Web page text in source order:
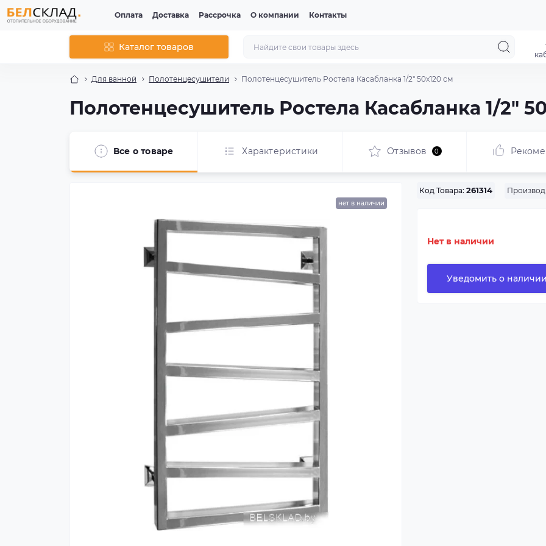
Оплата Доставка Рассрочка О компании Контакты
Каталог товаров
Для ванной Полотенцесушители Полотенцесушитель Ростела Касабланка 1/2" 50x120 см
Полотенцесушитель Ростела Касабланка 1/2"
Все о товаре Характеристики Отзывов 0
нет в наличии
Код Товара: 261314
Нет в наличии
Уведомить о